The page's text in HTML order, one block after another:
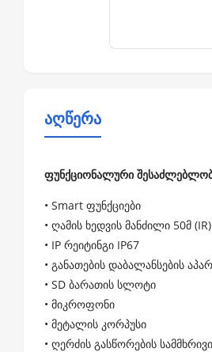
აღწერა
ფუნქციონალური
• Smart ფუნქციები
• ღამის ხედვის მანძილი 50მ (IR)
• IP რეიტინგი IP67
• განათების დაბალანსების
• SD ბარათის სლოტი
• მიკროფონი
• მეტალის კორპუსი
• ღერძის გასწორების